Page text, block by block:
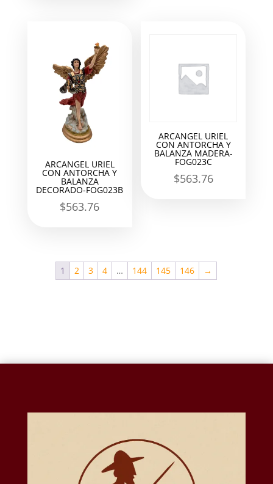
ARCANGEL URIEL
CON ANTORCHA Y
BALANZA
DECORADO-FOG023B
$563.76
ARCANGEL URIEL
CON ANTORCHA Y
BALANZA MADERA-
FOG023C
$563.76
1 2 3 4 … 144 145 146 →